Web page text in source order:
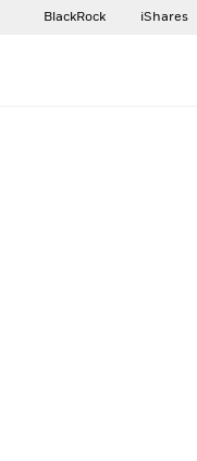
BlackRock iShares